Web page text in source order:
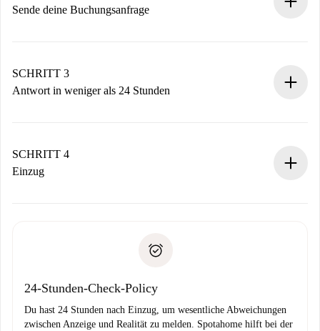
Sende deine Buchungsanfrage
Denk daran, dass wir dich erst belasten, wenn der
Vermieter zustimmt.
SCHRITT 3
Antwort in weniger als 24 Stunden
stellen den Kontakt her.
Wenn der Vermieter ablehnen muss, entstehen keine
SCHRITT 4
Einzug
24-Stunden-Check-Policy
Du hast 24 Stunden nach Einzug, um wesentliche Abweichungen
zwischen Anzeige und Realität zu melden. Spotahome hilft bei der